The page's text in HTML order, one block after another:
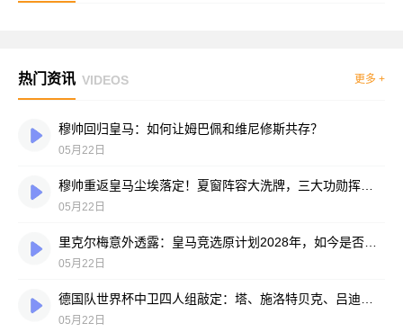
热门资讯 VIDEOS 更多 +
穆帅回归皇马：如何让姆巴佩和维尼修斯共存？
05月22日
05月22日
05月22日
05月22日